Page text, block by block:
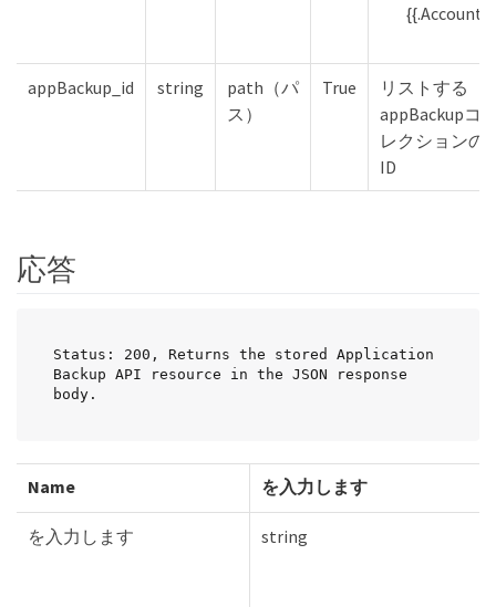
{{.Account}}
appBackup_id string
path（パ
ス）
True
リストする
appBackupコ
レクションの
ID
応答
Status: 200, Returns the stored Application
Backup API resource in the JSON response
body.
Name を入力します
を入力します string